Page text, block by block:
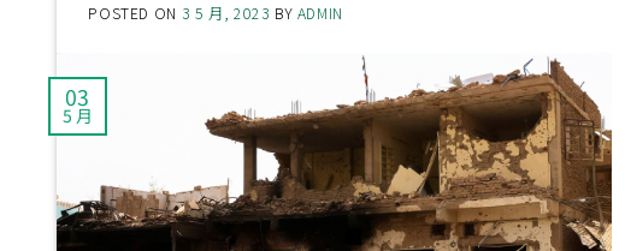
POSTED ON 3 5 月, 2023 BY ADMIN
03
5 月